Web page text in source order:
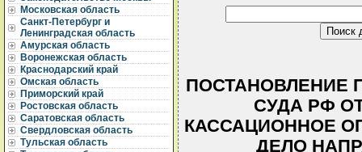
Московская область
Санкт-Петербург и
Ленинградская область
Амурская область
Воронежская область
Краснодарский край
Омская область
Приморский край
Ростовская область
Саратовская область
Свердловская область
Тульская область
ПОСТАНОВЛЕНИЕ
СУДА РФ ОТ
КАССАЦИОННОЕ
ДЕЛО